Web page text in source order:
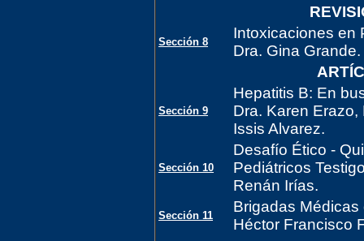
Sección 8
Intoxicaciones en
Dra. Gina Grande.
Sección 9
Hepatitis B: En
Dra. Karen
Issis Alvarez.
Sección 10
Desafío Ético -
Pediátricos
Renán Irías.
Sección 11
Brigadas Médicas
Héctor Francisco